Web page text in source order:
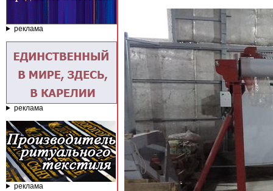
реклама
реклама
реклама